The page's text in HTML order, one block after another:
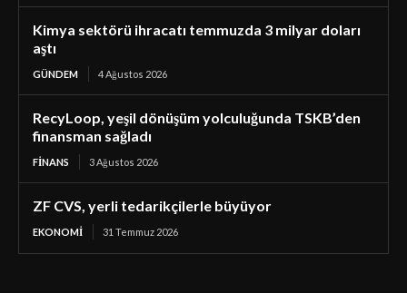
Kimya sektörü ihracatı temmuzda 3 milyar doları
aştı
GÜNDEM 4 Ağustos 2026
RecyLoop, yeşil dönüşüm yolculuğunda TSKB’den
finansman sağladı
FINANS 3 Ağustos 2026
ZF CVS, yerli tedarikçilerle büyüyor
EKONOMI 31 Temmuz 2026